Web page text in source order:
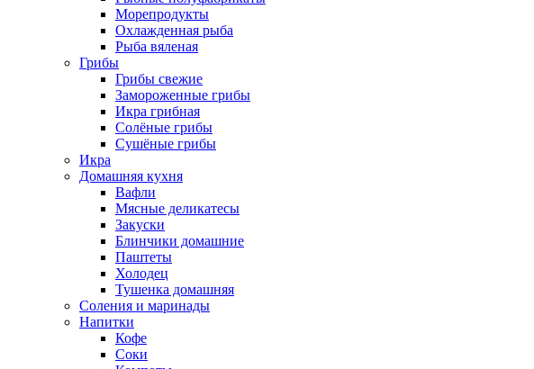
Морепродукты
Охлажденная рыба
Рыба вяленая
Грибы
Грибы свежие
Замороженные грибы
Икра грибная
Солёные грибы
Сушёные грибы
Икра
Домашняя кухня
Вафли
Мясные деликатесы
Закуски
Блинчики домашние
Паштеты
Холодец
Тушенка домашняя
Соления и маринады
Напитки
Кофе
Соки